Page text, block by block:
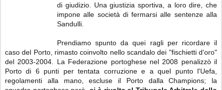
di giudizio. Una giustizia sportiva, a loro dire, che
impone alle società di fermarsi alle sentenze alla
Sandulli.
Prendiamo spunto da quei ragli per ricordare il
caso del Porto, rimasto coinvolto nello scandalo dei "fischietti d'oro"
del 2003-2004. La Federazione portoghese nel 2008 penalizzò il
Porto di 6 punti per tentata corruzione e a quel punto l'Uefa,
regolamenti alla mano, escluse il Porto dalla Champions; la